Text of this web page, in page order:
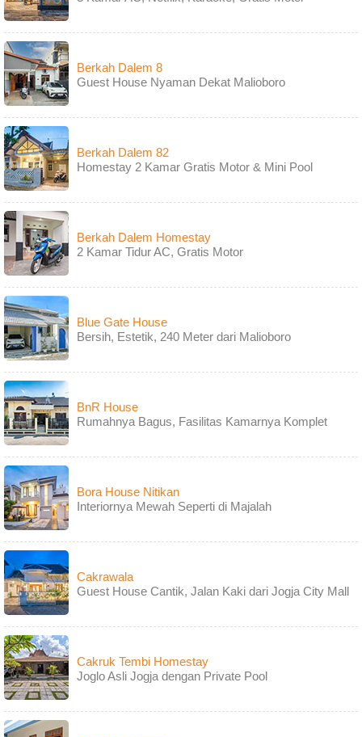
Berkah Dalem 8
Guest House Nyaman Dekat Malioboro
Berkah Dalem 82
Homestay 2 Kamar Gratis Motor & Mini Pool
Berkah Dalem Homestay
2 Kamar Tidur AC, Gratis Motor
Blue Gate House
Bersih, Estetik, 240 Meter dari Malioboro
BnR House
Rumahnya Bagus, Fasilitas Kamarnya Komplet
Bora House Nitikan
Interiornya Mewah Seperti di Majalah
Cakrawala
Guest House Cantik, Jalan Kaki dari Jogja City Mall
Cakruk Tembi Homestay
Joglo Asli Jogja dengan Private Pool